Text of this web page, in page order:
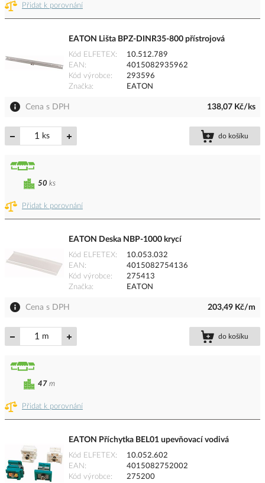
Přidat k porovnání
EATON Lišta BPZ-DINR35-800 přístrojová
Kód ELFETEX
10.512.789
EAN
4015082935962
Kód výrobce
293596
Značka
EATON
Cena s DPH 138,07 Kč/ks
ks do košíku
Přidat k porovnání
50 ks
EATON Deska NBP-1000 krycí
Kód ELFETEX
10.053.032
EAN
4015082754136
Kód výrobce
275413
Značka
EATON
Cena s DPH 203,49 Kč/m
m do košíku
Přidat k porovnání
47 m
EATON Příchytka BEL01 upevňovací vodivá
Kód ELFETEX
10.052.602
EAN
4015082752002
Kód výrobce
275200